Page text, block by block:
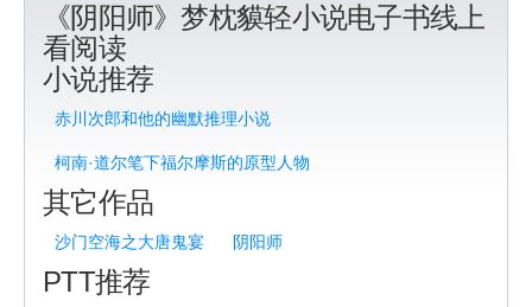
《阴阳师》梦枕貘轻小说电子书线上
看阅读
小说推荐
赤川次郎和他的幽默推理小说
柯南·道尔笔下福尔摩斯的原型人物
其它作品
沙门空海之大唐鬼宴 阴阳师
PTT推荐